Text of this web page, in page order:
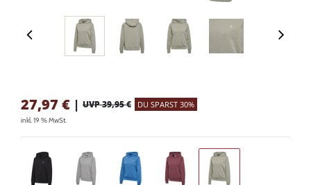
27,97 € | UVP 39,95 € DU SPARST 30%
inkl. 19 % MwSt.